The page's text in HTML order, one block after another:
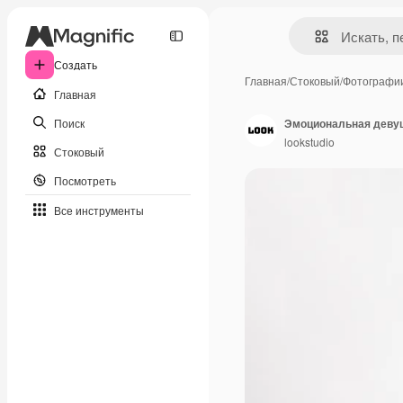
Создать
Главная
Поиск
Стоковый
Посмотреть
Все инструменты
Главная/Стоковый/
lookstudio